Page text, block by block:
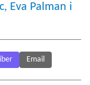
Eva Palman i
Email